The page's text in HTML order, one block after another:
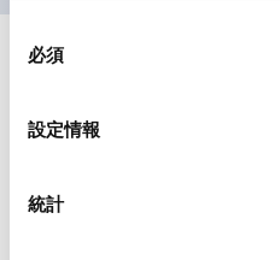
必須
設定情報
統計
仕様
形状仕様
電気的仕様(照光部定格)